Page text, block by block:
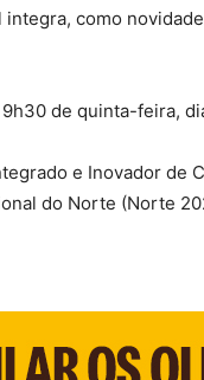
como
de quinta-feira,
e Inovador de
do Norte (Norte